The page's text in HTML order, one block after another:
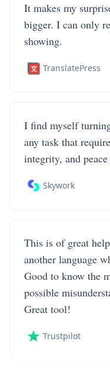
It makes my
bigger. I can only
showing.
TranslatePress
I find myself
any task that
integrity, and
Skywork
This is of great
another language
Good to know the
possible
Great tool!
Trustpilot